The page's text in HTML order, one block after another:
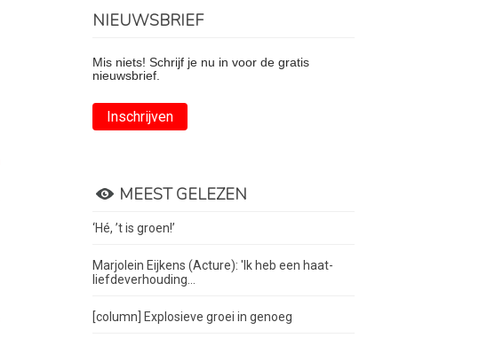
NIEUWSBRIEF
Mis niets! Schrijf je nu in voor de gratis
nieuwsbrief.
Inschrijven
MEEST GELEZEN
‘Hé, ’t is groen!’
Marjolein Eijkens (Acture): 'Ik heb een haat-
liefdeverhouding...
[column] Explosieve groei in genoeg